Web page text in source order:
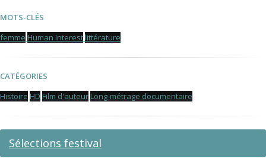
MOTS-CLÉS
femme Human Interest littérature
CATÉGORIES
Histoire HD Film d'auteur Long-métrage documentaire
Sélections festival